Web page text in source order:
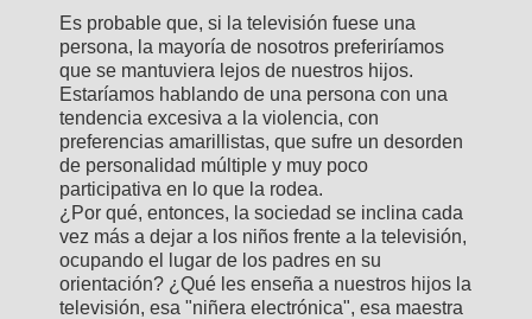
Es probable que, si la televisión fuese una
persona, la mayoría de nosotros preferiríamos
que se mantuviera lejos de nuestros hijos.
Estaríamos hablando de una persona con una
tendencia excesiva a la violencia, con
preferencias amarillistas, que sufre un desorden
de personalidad múltiple y muy poco
participativa en lo que la rodea.
¿Por qué, entonces, la sociedad se inclina cada
vez más a dejar a los niños frente a la televisión,
ocupando el lugar de los padres en su
orientación? ¿Qué les enseña a nuestros hijos la
televisión, esa "niñera electrónica", esa maestra